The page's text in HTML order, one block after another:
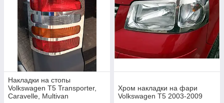
Накладки на стопы
Volkswagen T5 Transporter,
Caravelle, Multivan
Хром накладки на фари
Volkswagen T5 2003-2009